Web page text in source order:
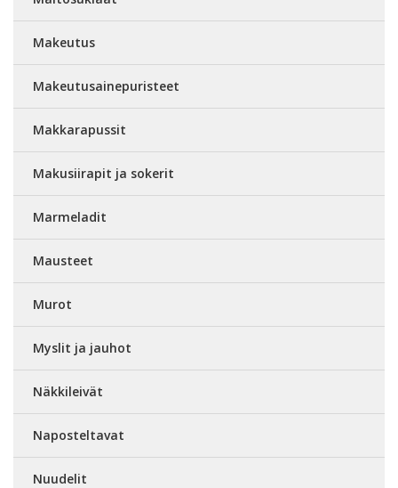
Makeutus
Makeutusainepuristeet
Makkarapussit
Makusiirapit ja sokerit
Marmeladit
Mausteet
Murot
Myslit ja jauhot
Näkkileivät
Naposteltavat
Nuudelit